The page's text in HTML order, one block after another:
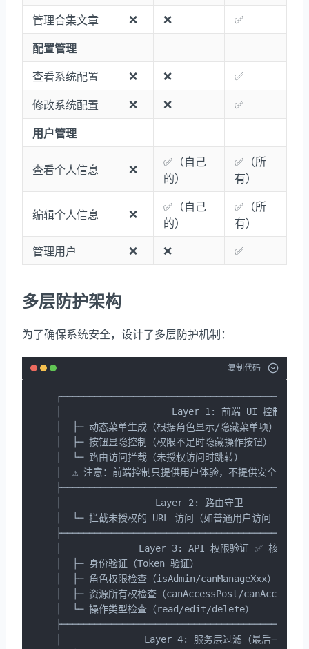
管理合集文章 ❌ ❌ ✅
配置管理
查看系统配置 ❌ ❌ ✅
修改系统配置 ❌ ❌ ✅
用户管理
查看个人信息 ❌
✅（自己
的）
✅（所
有）
编辑个人信息 ❌
✅（自己
的）
✅（所
有）
管理用户 ❌ ❌ ✅
多层防护架构
为了确保系统安全，设计了多层防护机制：
复制代码
│                    Layer 1: 前端 UI 控制
│  ├─ 动态菜单生成（根据角色显示/隐藏菜单
│  ├─ 按钮显隐控制（权限不足时隐藏操作按
│  └─ 路由访问拦截（未授权访问时跳转）
│  ⚠️ 注意：前端控制只提供用户体验，不提供安
│                 Layer 2: 路由守卫
│  └─ 拦截未授权的 URL 访问（如普通用户访问
│              Layer 3: API 权限验证 ✅ 核心
│  ├─ 身份验证（Token 验证）
│  ├─ 角色权限检查（isAdmin/
│  ├─ 资源所有权检查（canAccessPost/
│  └─ 操作类型检查（read/edit/delete）
│               Layer 4: 服务层过滤（最后一道